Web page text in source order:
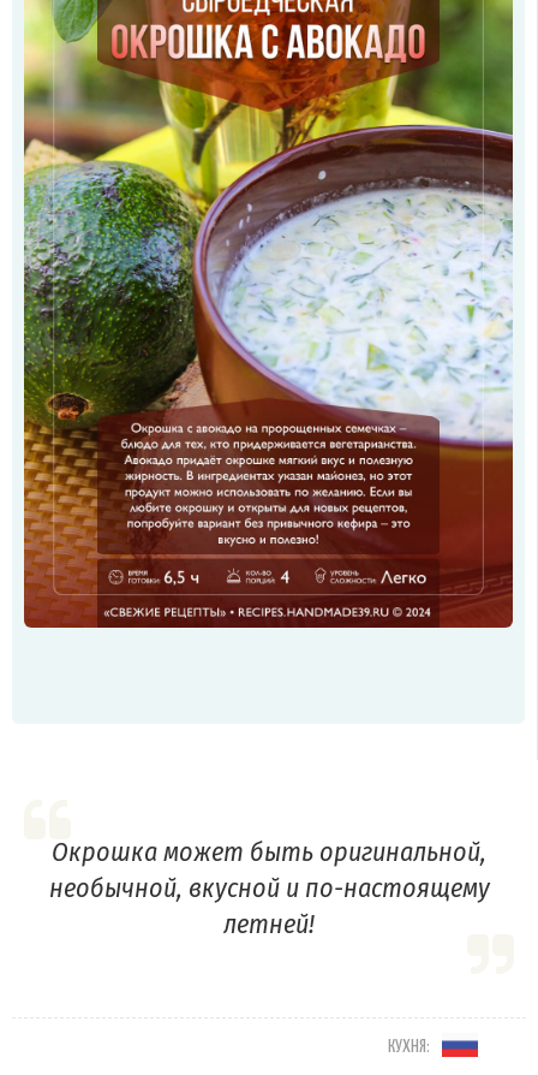
Окрошка может быть оригинальной,
необычной, вкусной и по-настоящему
летней!
КУХНЯ: